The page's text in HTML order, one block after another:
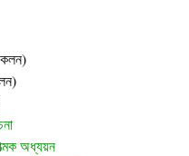
অধ্যয়ন